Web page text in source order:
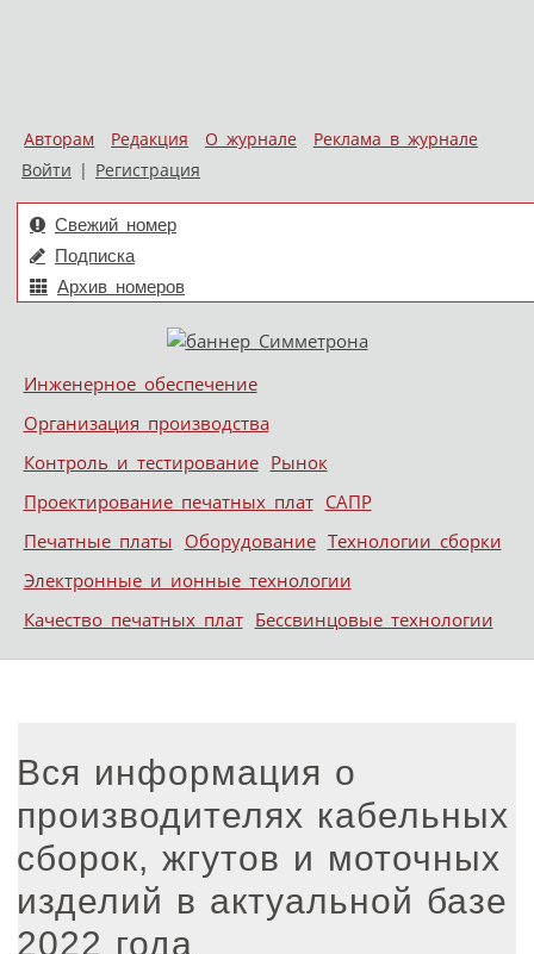
Авторам Редакция О журнале
Реклама в журнале
Войти | Регистрация
Свежий номер
Подписка
Архив номеров
Меню
Skip to content
Инженерное обеспечение
Организация производства
Контроль и тестирование Рынок
Проектирование печатных плат САПР
Печатные платы Оборудование Технологии сборки
Электронные и ионные технологии
Качество печатных плат Бессвинцовые технологии
Вся информация о
производителях кабельных
сборок, жгутов и моточных
изделий в актуальной базе
2022 года